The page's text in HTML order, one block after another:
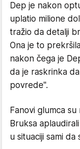
Dep je nakon
uplatio milione
tražio da detalji
Ona je to
nakon čega je
da je raskrinka
povrede".
Fanovi glumca
Bruksa
u situaciji sami da